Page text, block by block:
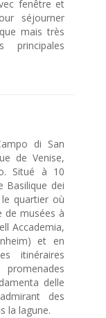
fenêtre et
séjourner
mais très
principales
di San
de Venise,
Situé à 10
Basilique dei
quartier où
de musées à
Accademia,
et en
itinéraires
delle
des
la lagune.